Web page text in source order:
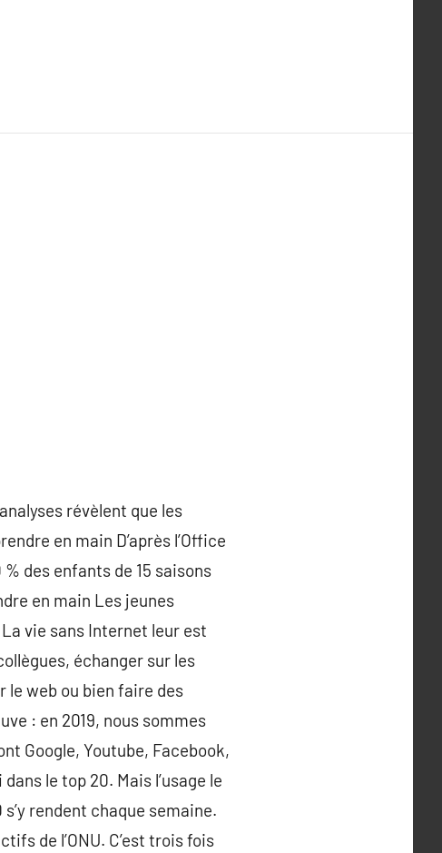
révèlent que les
en main D’après l’Office
des enfants de 15 saisons
en main Les jeunes
vie sans Internet leur est
échanger sur les
le web ou bien faire des
: en 2019, nous sommes
Google, Youtube, Facebook,
le top 20. Mais l’usage le
rendent chaque semaine.
de l’ONU. C’est trois fois